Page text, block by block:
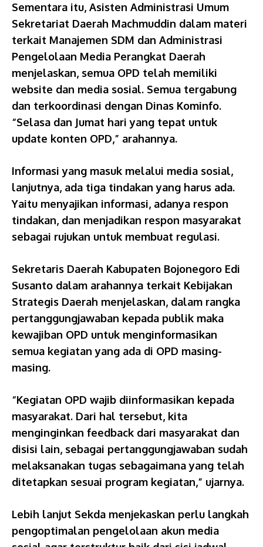
Sementara itu, Asisten Administrasi Umum
Sekretariat Daerah Machmuddin dalam materi
terkait Manajemen SDM dan Administrasi
Pengelolaan Media Perangkat Daerah
menjelaskan, semua OPD telah memiliki
website dan media sosial. Semua tergabung
dan terkoordinasi dengan Dinas Kominfo.
“Selasa dan Jumat hari yang tepat untuk
update konten OPD,” arahannya.
Informasi yang masuk melalui media sosial,
lanjutnya, ada tiga tindakan yang harus ada.
Yaitu menyajikan informasi, adanya respon
tindakan, dan menjadikan respon masyarakat
sebagai rujukan untuk membuat regulasi.
Sekretaris Daerah Kabupaten Bojonegoro Edi
Susanto dalam arahannya terkait Kebijakan
Strategis Daerah menjelaskan, dalam rangka
pertanggungjawaban kepada publik maka
kewajiban OPD untuk menginformasikan
semua kegiatan yang ada di OPD masing-
masing.
“Kegiatan OPD wajib diinformasikan kepada
masyarakat. Dari hal tersebut, kita
menginginkan feedback dari masyarakat dan
disisi lain, sebagai pertanggungjawaban sudah
melaksanakan tugas sebagaimana yang telah
ditetapkan sesuai program kegiatan,” ujarnya.
Lebih lanjut Sekda menjekaskan perlu langkah
pengoptimalan pengelolaan akun media